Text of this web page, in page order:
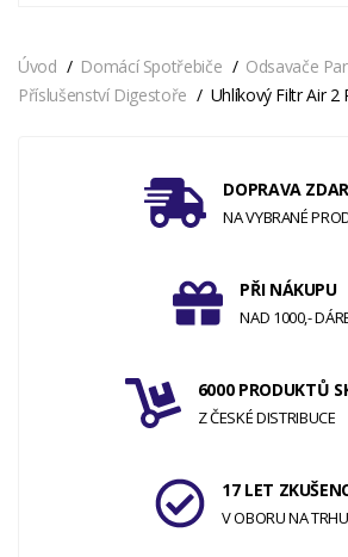
Úvod Domácí Spotřebiče
Odsavače Par
Příslušenství Digestoře
Uhlíkový Filtr Air 2
DOPRAVA
NA VYBRANÉ
PŘI NÁKUPU
NAD 1000,-
6000 PRODUKTŮ
Z ČESKÉ DISTRIBUCE
17 LET
V OBORU NA TRHU